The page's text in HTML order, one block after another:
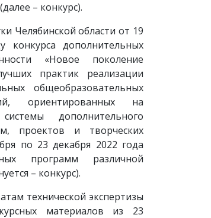
(далее – конкурс).
Челябинской области от 19
дополнительных
«Новое поколение
практик реализации
общеобразовательных
ориентированных на
дополнительного
проектов и творческих
по 23 декабря 2022 года
программ различной
– конкурс).
технической экспертизы
материалов из 23